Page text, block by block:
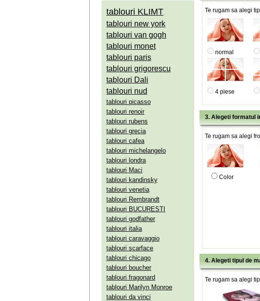
tablouri KLIMT
tablouri new york
tablouri van gogh
tablouri monet
tablouri paris
tablouri grigorescu
tablouri Dali
tablouri nud
tablouri picasso
tablouri renoir
tablouri rubens
tablouri grecia
tablouri cafea
tablouri michelangelo
tablouri londra
tablouri Maci
tablouri kandinsky
tablouri venetia
tablouri Rembrandt
tablouri BUCURESTI
tablouri godfather
tablouri italia
tablouri caravaggio
tablouri scarface
tablouri chicago
tablouri boucher
tablouri fragonard
tablouri Marilyn Monroe
tablouri da vinci
Te rugam sa alegi
normal
4 piese
3. Alegeti formatul
Te rugam sa alegi
Color
4. Alegeti tipul de
Te rugam sa alegi